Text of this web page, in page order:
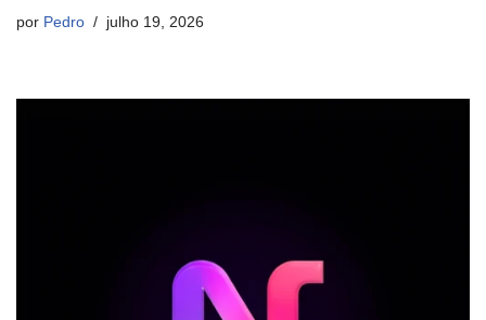
por Pedro julho 19, 2026